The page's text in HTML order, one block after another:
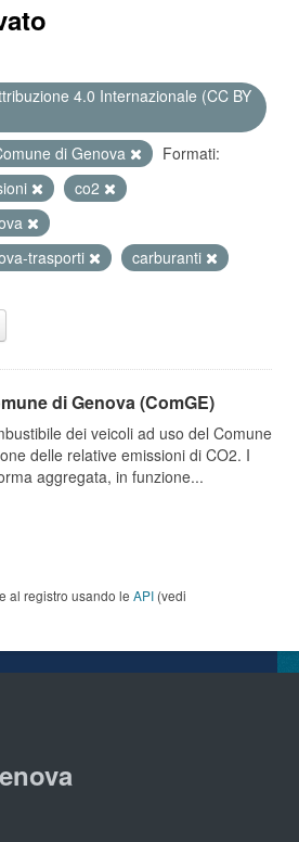
4.0 Internazionale (CC BY
di Genova
Formati:
co2
trasporti
carburanti
di Genova (ComGE)
dei veicoli ad uso del Comune
delle relative emissioni di CO2. I
aggregata, in funzione...
al registro usando le API (vedi